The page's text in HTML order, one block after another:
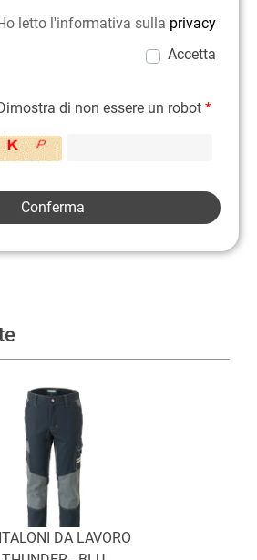
letto l'informativa sulla privacy
Accetta
di non essere un robot *
DA LAVORO